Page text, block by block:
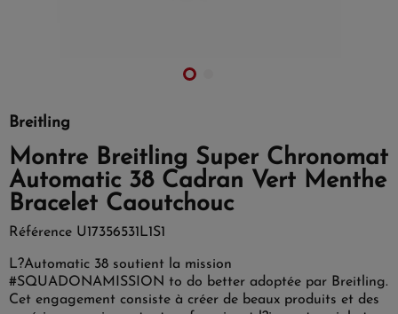
Breitling
Montre Breitling Super Chronomat
Automatic 38 Cadran Vert Menthe
Bracelet Caoutchouc
Référence U17356531L1S1
L?Automatic 38 soutient la mission
#SQUADONAMISSION to do better adoptée par Breitling.
Cet engagement consiste à créer de beaux produits et des